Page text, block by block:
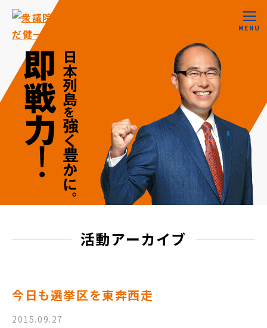
MENU
活動アーカイブ
今日も選挙区を東奔西走
2015.09.27